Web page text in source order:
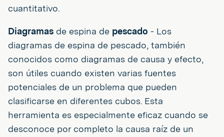
cuantitativo.
Diagramas de espina de pescado - Los
diagramas de espina de pescado, también
conocidos como diagramas de causa y efecto,
son útiles cuando existen varias fuentes
potenciales de un problema que pueden
clasificarse en diferentes cubos. Esta
herramienta es especialmente eficaz cuando se
desconoce por completo la causa raíz de un